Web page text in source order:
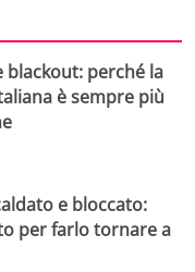
blackout: perché la
è sempre più
e bloccato:
per farlo tornare a